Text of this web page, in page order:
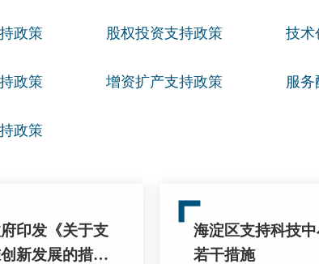
政策 股权投资支持政策 技术
政策 增资扩产支持政策 服
政策
印发《关于支
新发展的措
海淀区支持科技
若干措施